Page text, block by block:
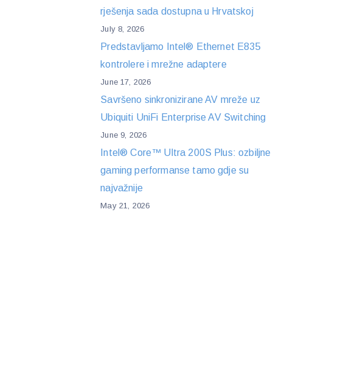
rješenja sada dostupna u Hrvatskoj
July 8, 2026
Predstavljamo Intel® Ethernet E835
kontrolere i mrežne adaptere
June 17, 2026
Savršeno sinkronizirane AV mreže uz
Ubiquiti UniFi Enterprise AV Switching
June 9, 2026
Intel® Core™ Ultra 200S Plus: ozbiljne
gaming performanse tamo gdje su
najvažnije
May 21, 2026